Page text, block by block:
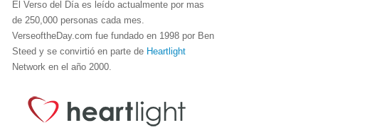
El Verso del Día es leído actualmente por mas
de 250,000 personas cada mes.
VerseoftheDay.com fue fundado en 1998 por Ben
Steed y se convirtió en parte de Heartlight
Network en el año 2000.